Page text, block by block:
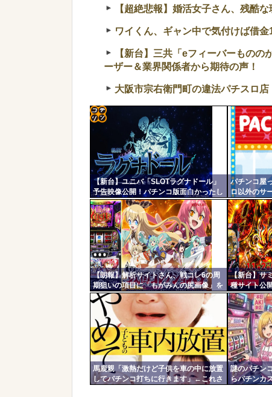
【超絶悲報】婚活女子さん、残酷
ワイくん、ギャン中で気付けば借金
【新台】三共「eフィーバーもの
ーザー＆業界関係者から期待の声！
大阪市宗右衛門町の違法パチスロ
【新台】ユニバ「SLOTラグナドール」
予告映像公開！パチンコ版面白かったし
期待だな！！！
パチンコ屋
ロ以外のサ
【朗報】解析サイトさん、戦コレ6の周
期狙いの項目に「もがみんの尻画像」を
採用
【新台】サ
種サイト公
STRAIGHT
バチャンに
馬鹿親「激熱だけど子供を車の中に放置
してパチンコ打ちに行きます」←これさ
謎のパチン
らパチンカ
- 固
定リ
ンク
自動
更新
ツー
ル